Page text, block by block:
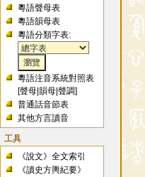
粵語聲母表
粵語韻母表
粵語分類字表:
粵語注音系統對照表
[聲母 |韻母 |聲調]
普通話音節表
其他方言讀音
工具
《說文》全文索引
《讀史方輿紀要》